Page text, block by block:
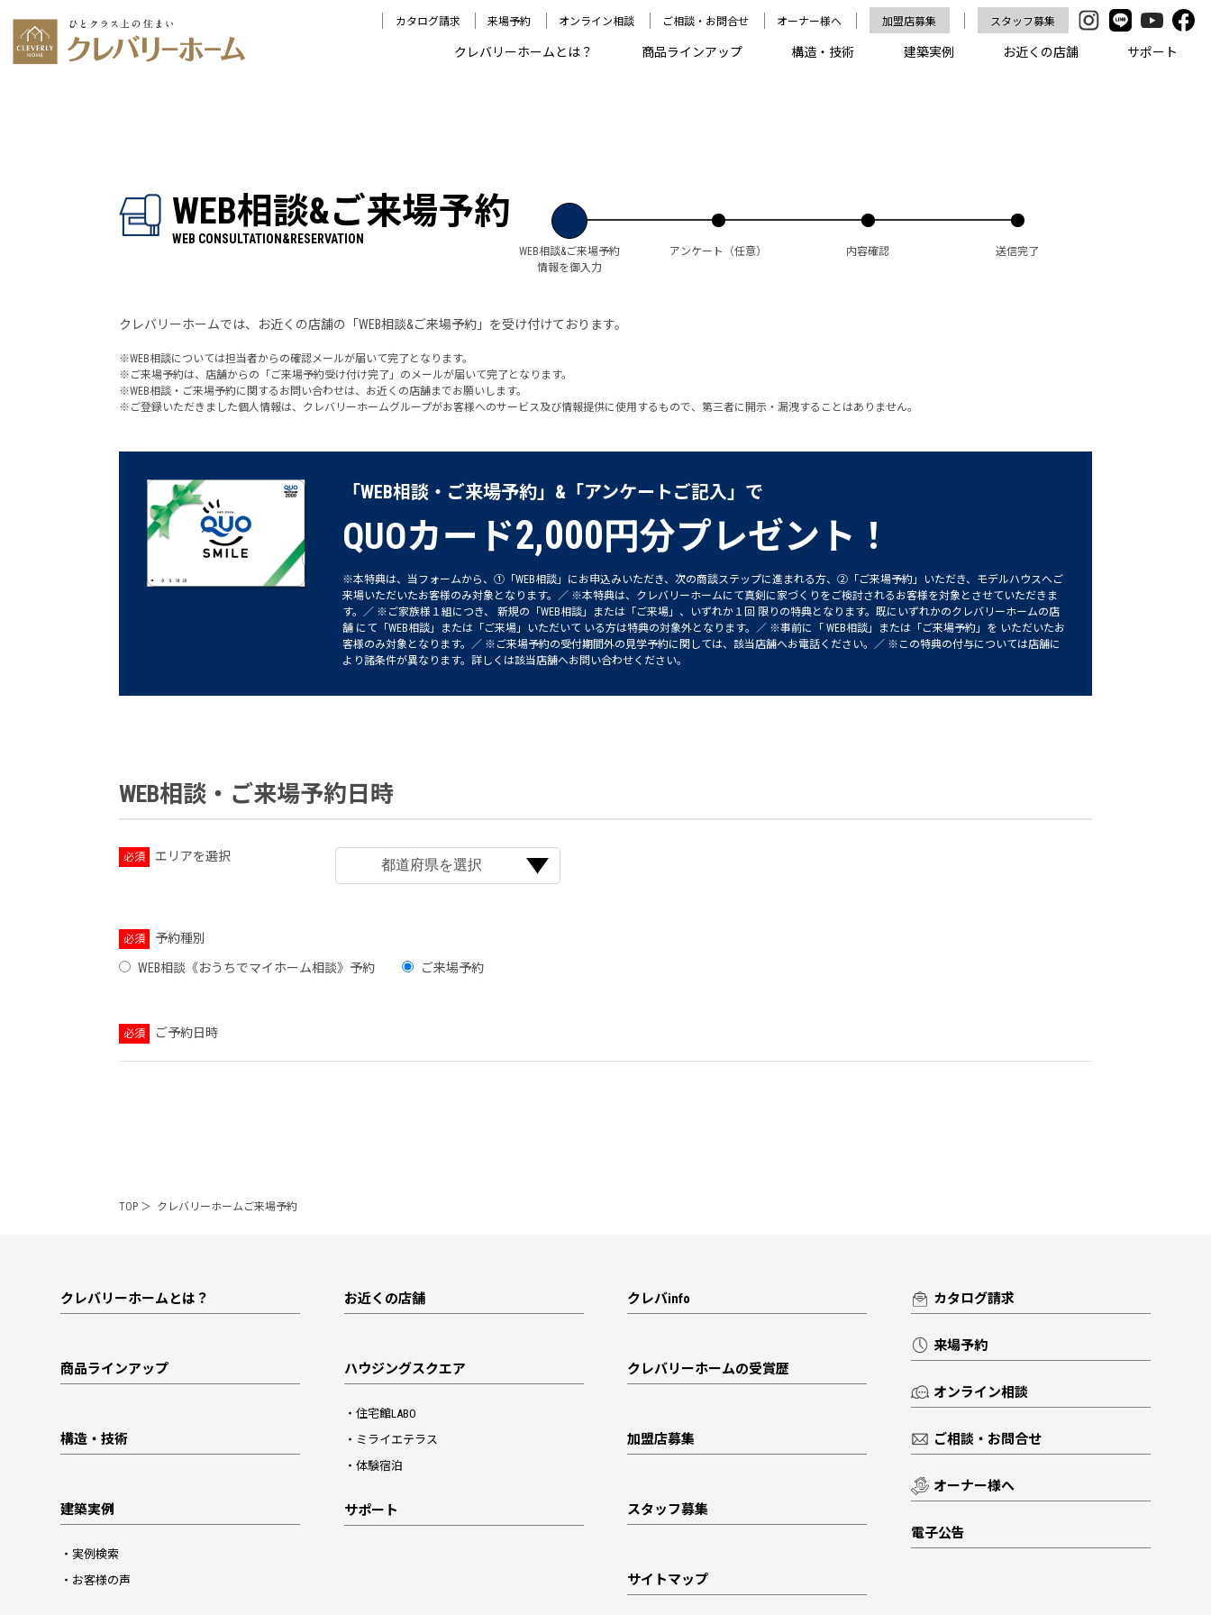
カタログ請求 来場予約 オンライン相談 ご相談・お問合せ オーナー様へ 加盟店募集 スタッフ募集
クレバリーホームとは？ 商品ラインアップ 構造・技術 建築実例 お近くの店舗 サポート
WEB相談&ご来場予約
WEB CONSULTATION&RESERVATION
WEB相談&ご来場予約
情報を御入力
アンケート （任意） 内容確認 送信完了
クレバリーホームでは、お近くの店舗の「WEB相談&ご来場予約」を受け付けております。
※WEB相談については担当者からの確認メールが届いて完了となります。
※ご来場予約は、店舗からの「ご来場予約受け付け完了」のメールが届いて完了となります。
※WEB相談・ご来場予約に関するお問い合わせは、お近くの店舗までお願いします。
※ご登録いただきました個人情報は、クレバリーホームグループがお客様へのサービス及び情報提供に使用するもので、第三者に開示・漏洩することはありません。
「WEB相談・ご来場予約」&「アンケートご記入」で
QUOカード2,000 円分プレゼント！
※本特典は、当フォームから、①「WEB相談」にお申込みいただき、次の商談ステップに進まれる方、②「ご来場予約」いただき、モデルハウスへご
来場いただいたお客様のみ対象となります。／ ※本特典は、クレバリーホームにて真剣に家づくりをご検討されるお客様を対象とさせていただきま
す。／ ※ご家族様１組につき、 新規の「WEB相談」または「ご来場」、いずれか１回 限りの特典となります。既にいずれかのクレバリーホームの店
舗 にて「WEB相談」または「ご来場」いただいて いる方は特典の対象外となります。／ ※事前に「 WEB相談」または「ご来場予約」を いただいたお
客様のみ対象となります。／ ※ご来場予約の受付期間外の見学予約に関しては、該当店舗へお電話ください。／ ※この特典の付与については店舗に
より諸条件が異なります。詳しくは該当店舗へお問い合わせください。
WEB相談・ご来場予約日時
必須 エリアを選択
必須 予約種別
WEB相談《おうちでマイホーム相談》予約 ご来場予約
必須 ご予約日時
TOP クレバリーホームご来場予約
クレバリーホームとは？
商品ラインアップ
構造・技術
建築実例
実例検索
お客様の声
お近くの店舗
ハウジングスクエア
住宅館LABO
ミライエテラス
体験宿泊
サポート
クレバinfo
クレバリーホームの受賞歴
加盟店募集
スタッフ募集
サイトマップ
カタログ請求
来場予約
オンライン相談
ご相談・お問合せ
オーナー様へ
電子公告